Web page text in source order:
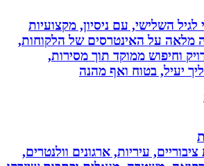
השלישי, עם ניסיון, מקצועיות
על האינטרסים של הלקוחות,
ממוקד תוך מסירות,
בטוח ואף מהנה
עיריות, ארגונים וולנטרים,